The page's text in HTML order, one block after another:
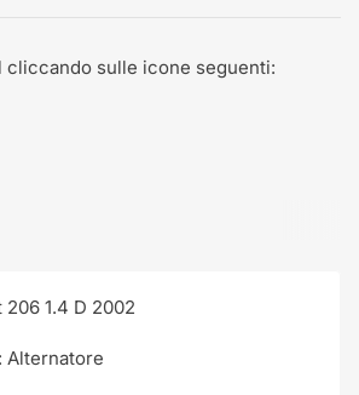
cliccando sulle icone seguenti:
1.4 D 2002
Alternatore